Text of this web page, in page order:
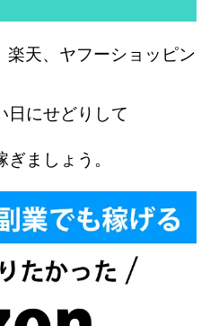
天、ヤフーショッピン
日にせどりして
ましょう。